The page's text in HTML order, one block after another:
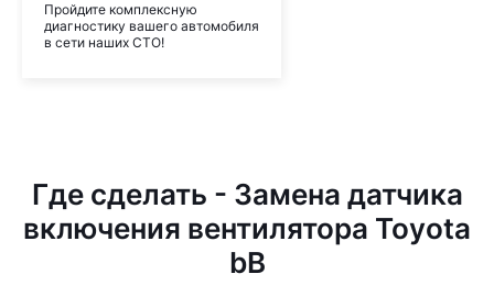
Пройдите комплексную
диагностику вашего автомобиля
в сети наших СТО!
Где сделать - Замена датчика
включения вентилятора Toyota
bB